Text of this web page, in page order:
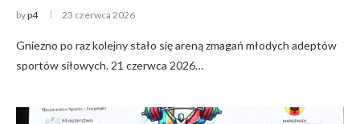
byp4 23 czerwca 2026
Gniezno po raz kolejny stało się areną zmagań młodych adeptów
sportów siłowych. 21 czerwca 2026…